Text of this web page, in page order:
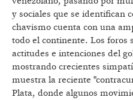
y sociales que se identifican
chavismo cuenta con una
todo el continente. Los foros
actitudes e intenciones del
mostrando crecientes
muestra la reciente
Plata, donde algunos